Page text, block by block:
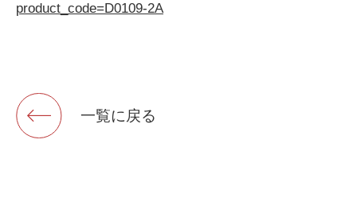
product_code=D0109-2A
一覧に戻る